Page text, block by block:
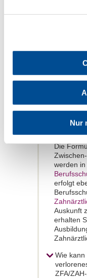
Nur
nicht im
Wohnung
nicht
Wo und
ZFA-
Die
werden
erfolgt
Auskunft
erhalten
Wie kann
ZFA/